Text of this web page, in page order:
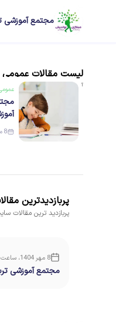
مجتمع آموزشی
لیست مقالات عمومی
آخرین منتشر شده
8 مهر 1404
پربازدیدترین
پربازدید ترین مقالات
8 مهر 1404، ساعت 13:27
مجتمع آموزشی